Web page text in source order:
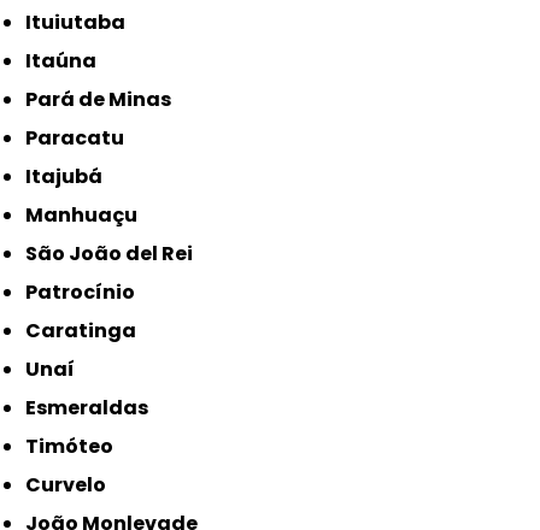
Ituiutaba
Itaúna
Pará de Minas
Paracatu
Itajubá
Manhuaçu
São João del Rei
Patrocínio
Caratinga
Unaí
Esmeraldas
Timóteo
Curvelo
João Monlevade